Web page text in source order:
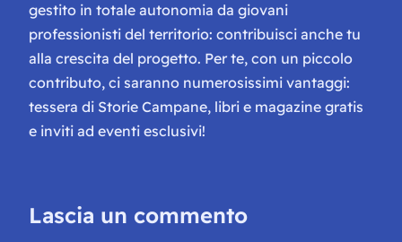
gestito in totale autonomia da giovani
professionisti del territorio: contribuisci anche tu
alla crescita del progetto. Per te, con un piccolo
contributo, ci saranno numerosissimi vantaggi:
tessera di Storie Campane, libri e magazine gratis
e inviti ad eventi esclusivi!
Lascia un commento